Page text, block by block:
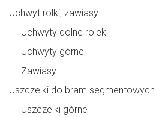
Uchwyt rolki, zawiasy
Uchwyty dolne rolek
Uchwyty górne
Zawiasy
Uszczelki do bram segmentowych
Uszczelki górne